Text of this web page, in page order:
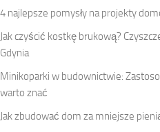
4 najlepsze pomysły na projekty
Jak czyścić kostkę brukową?
Gdynia
Minikoparki w budownictwie:
warto znać
Jak zbudować dom za mniejsze